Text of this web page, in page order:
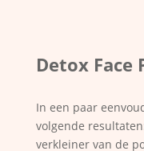
Detox Face
In een paar
volgende
verkleiner van de